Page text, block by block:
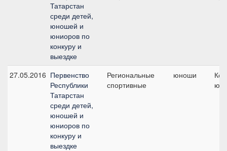
Татарстан
среди детей,
юношей и
юниоров по
конкуру и
выездке
27.05.2016 Первенство
Республики
Татарстан
среди детей,
юношей и
юниоров по
конкуру и
выездке
Региональные
спортивные
юноши